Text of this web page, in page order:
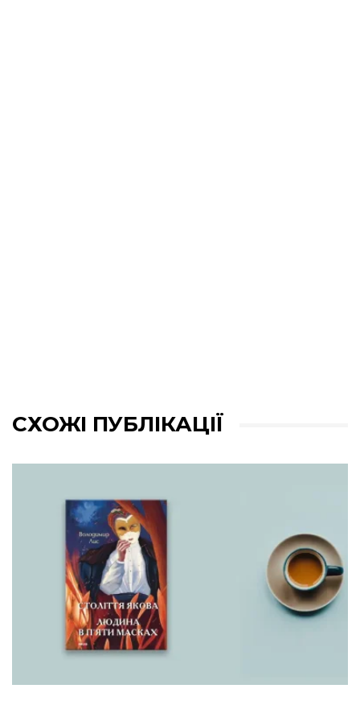
СХОЖІ ПУБЛІКАЦІЇ